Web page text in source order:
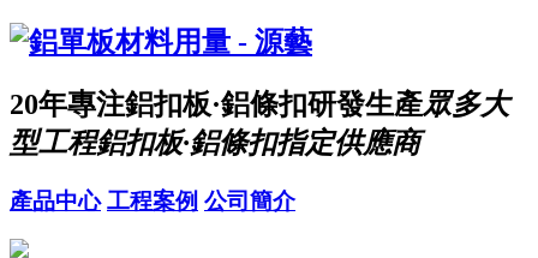
20年專注鋁扣板·鋁條扣研發生產眾多大
型工程鋁扣板·鋁條扣指定供應商
產品中心 工程案例 公司簡介